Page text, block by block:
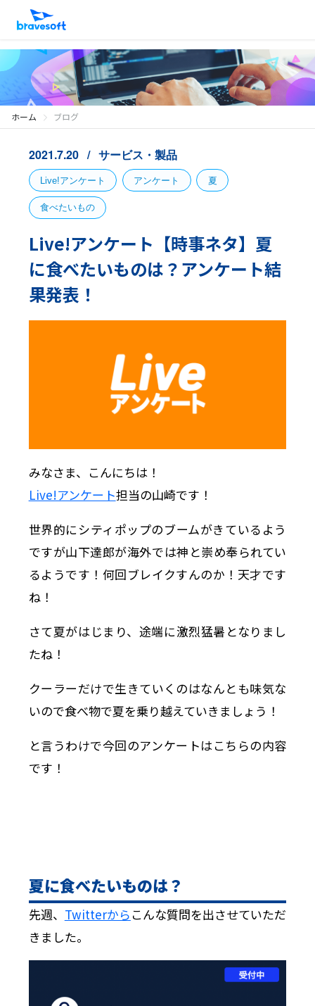
ホーム ブログ
2021.7.20 サービス・製品
Live!アンケート アンケート 夏
食べたいもの
Live!アンケート【時事ネタ】夏
に食べたいものは？アンケート結
果発表！
みなさま、こんにちは！
Live!アンケート担当の山崎です！
世界的にシティポップのブームがきているよう
ですが山下達郎が海外では神と崇め奉られてい
るようです！何回ブレイクすんのか！天才です
ね！
さて夏がはじまり、途端に激烈猛暑となりまし
たね！
クーラーだけで生きていくのはなんとも味気な
いので食べ物で夏を乗り越えていきましょう！
と言うわけで今回のアンケートはこちらの内容
です！
夏に食べたいものは？
先週、 Twitterから こんな質問を出させていただ
きました。